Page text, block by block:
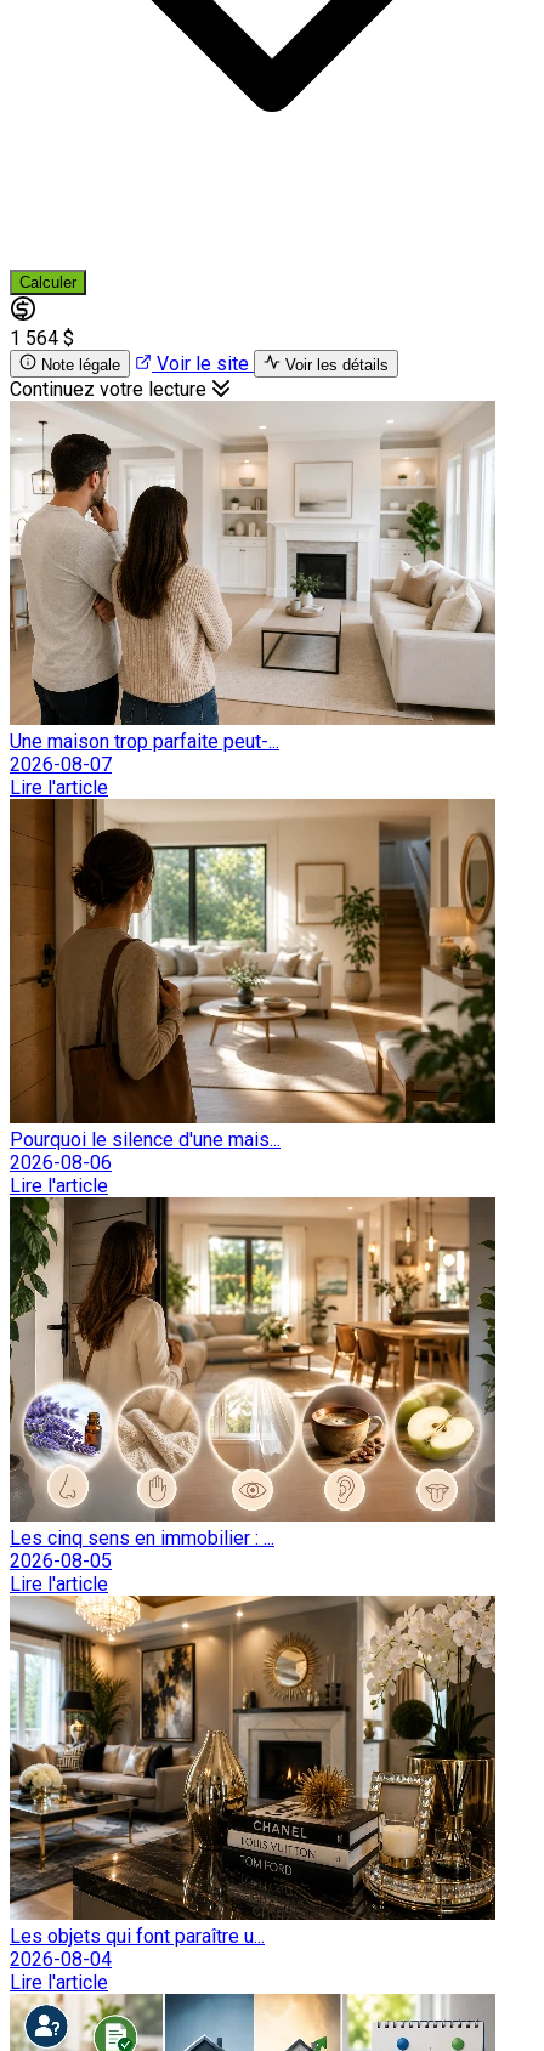
Calculer
1 564 $
Note légale Voir le site Voir les détails
Continuez votre lecture
Une maison trop parfaite peut-...
2026-08-07
Lire l'article
Pourquoi le silence d'une mais...
2026-08-06
Lire l'article
Les cinq sens en immobilier : ...
2026-08-05
Lire l'article
Les objets qui font paraître u...
2026-08-04
Lire l'article